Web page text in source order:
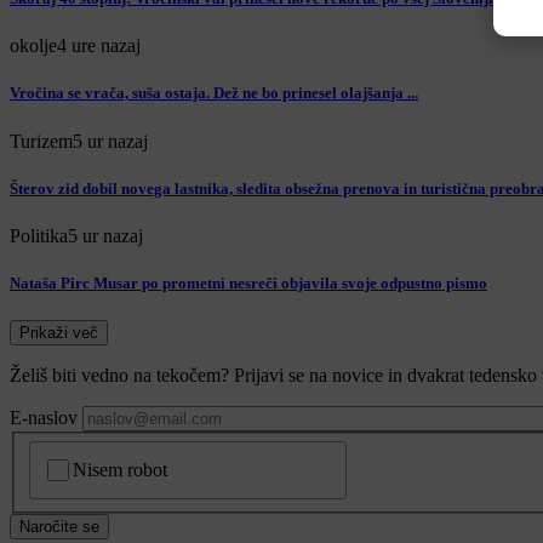
okolje4 ure nazaj
Vročina se vrača, suša ostaja. Dež ne bo prinesel olajšanja ...
Turizem5 ur nazaj
Šterov zid dobil novega lastnika, sledita obsežna prenova in turistična
Politika5 ur nazaj
Nataša Pirc Musar po prometni nesreči objavila svoje odpustno pismo
Prikaži več
Želiš biti vedno na tekočem? Prijavi se na novice in dvakrat
E-naslov
Nisem robot
Naročite se